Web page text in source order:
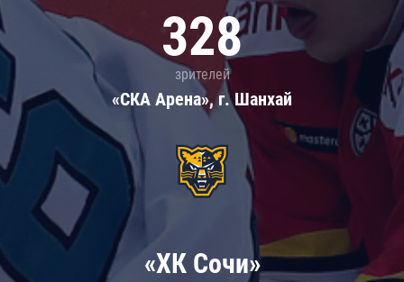
328
зрителей
«СКА Арена», г. Шанхай
«ХК Сочи»